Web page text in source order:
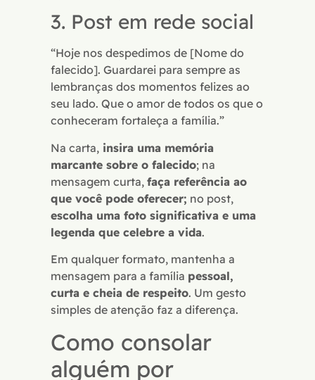
3. Post em rede social
“Hoje nos despedimos de [Nome do
falecido]. Guardarei para sempre as
lembranças dos momentos felizes ao
seu lado. Que o amor de todos os que o
conheceram fortaleça a família.”
Na carta, insira uma memória
marcante sobre o falecido; na
mensagem curta, faça referência ao
que você pode oferecer; no post,
escolha uma foto significativa e uma
legenda que celebre a vida.
Em qualquer formato, mantenha a
mensagem para a família pessoal,
curta e cheia de respeito. Um gesto
simples de atenção faz a diferença.
Como consolar
alguém por